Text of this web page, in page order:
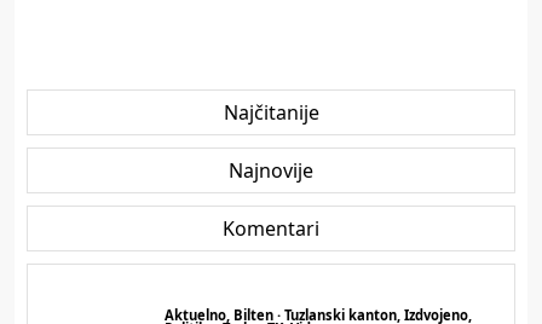
Najčitanije
Najnovije
Komentari